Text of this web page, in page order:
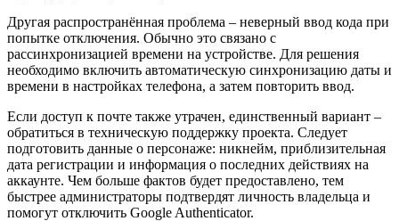
Другая распространённая проблема – неверный ввод кода при
попытке отключения. Обычно это связано с
рассинхронизацией времени на устройстве. Для решения
необходимо включить автоматическую синхронизацию даты и
времени в настройках телефона, а затем повторить ввод.
Если доступ к почте также утрачен, единственный вариант –
обратиться в техническую поддержку проекта. Следует
подготовить данные о персонаже: никнейм, приблизительная
дата регистрации и информация о последних действиях на
аккаунте. Чем больше фактов будет предоставлено, тем
быстрее администраторы подтвердят личность владельца и
помогут отключить Google Authenticator.